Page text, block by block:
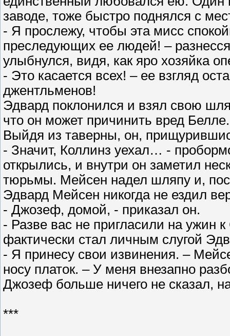
заводе, тоже быстро поднялся с
- Я прослежу, чтобы эта мисс
преследующих ее людей! –
улыбнулся, видя, как яро хозяйка
- Это касается всех! – ее взгляд
джентльменов!
Эдвард поклонился и взял свою
что он может причинить вред Белле.
Выйдя из таверны, он,
- Значит, Коллинз уехал… -
открылись, и внутри он заметил
тюрьмы. Мейсен надел шляпу и,
Эдвард Мейсен никогда не ездил
- Джозеф, домой, - приказал он.
- Разве вас не пригласили на ужин
фактически стал личным слугой
- Я принесу свои извинения. –
носу платок. – У меня внезапно
Джозеф больше ничего не сказал,
***